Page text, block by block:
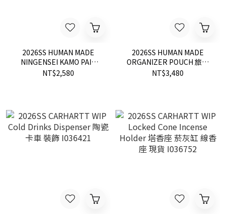
2026SS HUMAN MADE
NINGENSEI KAMO PAIR
GLASS 玻璃 鴨子 擺飾 筷架
NT$2,580
2026SS HUMAN MADE
ORGANIZER POUCH 旅行
電器 手提 收納包 現貨
NT$3,480